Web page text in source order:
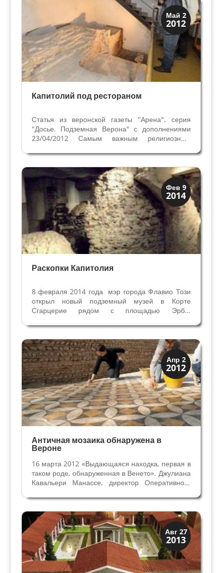
Май 2
2012
Верона
Римская Верона
Капитолий под рестораном
Статья из веронской газеты "Арена", серия
"Досье. Подземная Верона" с дополнениями
23/04/2012 Самым важным религиозным
Кампидолий, посвящённый трём главным
богам Юпитеру, Юноне и Минерве. Наличие
этого храма свидетельствует о...
Фев 9
2014
Верона
Римская Верона
Раскопки Капитолия
8 февраля 2014 года мэр города Флавио Този
открыл новый подземный музей в Корте
Сгарцерие рядом с площадью Эрбе.
нашими глазами история Римской и
средневековой Вероны одновременно. Римская
история – это часть подземного...
Апр 2
2012
Верона
Римская Верона
Античная мозаика обнаружена в
Вероне
16 марта 2012 «Выдающаяся находка, первая в
таком роде, обнаруженная в Венето». Джулиана
Кавальери Манассе, директор Оперативного
наследием, не смогла сдержать энтузиазма
перед мозаикой из геометрических фигур
размером двадцать...
Авг 27
2013
Верона
Римская Верона